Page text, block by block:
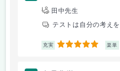
田中先生
テストは自分の考え
充実 5 楽単